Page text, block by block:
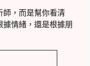
師，而是幫你看清
情緒，還是根據朋